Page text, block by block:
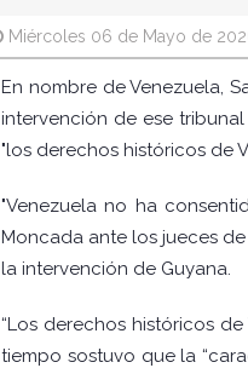
Miércoles 06 de Mayo de
En nombre de Venezuela,
intervención de ese
"los derechos históricos de
"Venezuela no ha
Moncada ante los jueces
la intervención de Guyana.
“Los derechos históricos
tiempo sostuvo que la